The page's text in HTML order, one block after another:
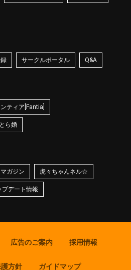
サークルポータル Q&A
ティア[Fantia]
とら婚
ガジン 虎々ちゃんネル☆
プデート情報
広告のご案内 採用情報
方針 ガイドマップ